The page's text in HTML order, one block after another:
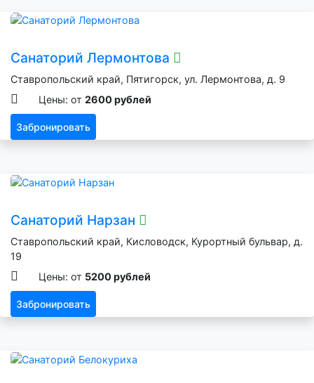
Санаторий Лермонтова
Ставропольский край, Пятигорск, ул. Лермонтова, д. 9
Цены: от 2600 рублей
Забронировать
Санаторий Нарзан
Ставропольский край, Кисловодск, Курортный бульвар, д.
19
Цены: от 5200 рублей
Забронировать